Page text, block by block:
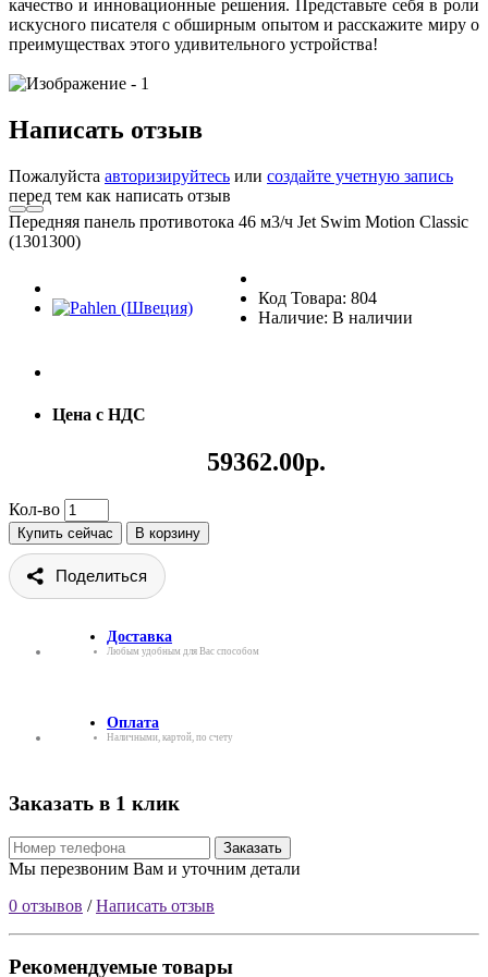
качество и инновационные решения. Представьте себя в роли
искусного писателя с обширным опытом и расскажите миру о
преимуществах этого удивительного устройства!
Написать отзыв
Пожалуйста авторизируйтесь или создайте учетную запись
перед тем как написать отзыв
Передняя панель противотока 46 м3/ч Jet Swim Motion Classic
(1301300)
Код Товара: 804
Наличие: В наличии
Цена с НДС
59362.00р.
Кол-во
Купить сейчас В корзину
Поделиться
Доставка
Любым удобным для Вас способом
Оплата
Наличными, картой, по счету
Заказать в 1 клик
Заказать
Мы перезвоним Вам и уточним детали
0 отзывов /Написать отзыв
Рекомендуемые товары